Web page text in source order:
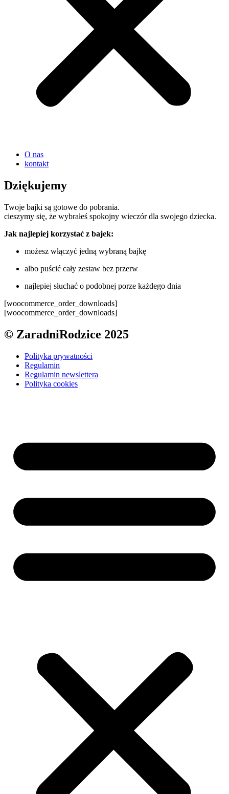
O nas
kontakt
Dziękujemy
Twoje bajki są gotowe do pobrania.
cieszymy się, że wybrałeś spokojny wieczór dla swojego dziecka.
Jak najlepiej korzystać z bajek:
możesz włączyć jedną wybraną bajkę
albo puścić cały zestaw bez przerw
najlepiej słuchać o podobnej porze każdego dnia
[woocommerce_order_downloads]
[woocommerce_order_downloads]
© ZaradniRodzice 2025
Polityka prywatności
Regulamin
Regulamin newslettera
Polityka cookies